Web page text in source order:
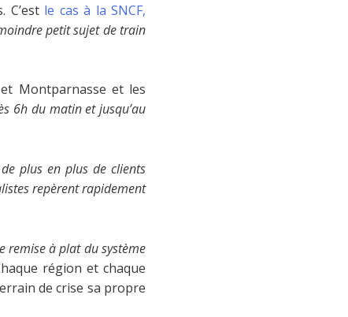
C’est le cas à la SNCF,
petit sujet de train
Montparnasse et les
6h du matin et jusqu’au
plus en plus de clients
repèrent rapidement
remise à plat du système
région et chaque
de crise sa propre